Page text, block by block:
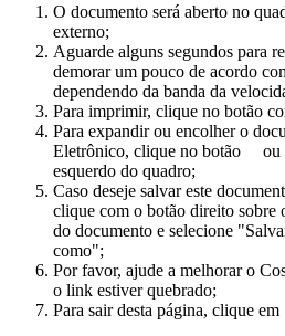
O documento será aberto no
externo;
Aguarde alguns segundos para
demorar um pouco de acordo
dependendo da banda da
Para imprimir, clique no botão
Para expandir ou encolher o
Eletrônico, clique no botão
ou
esquerdo do quadro;
Caso deseje salvar este
clique com o botão direito
do documento e selecione
como";
Por favor, ajude a melhorar o
o link estiver quebrado;
Para sair desta página, clique